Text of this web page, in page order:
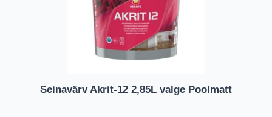
Seinavärv Akrit-12 2,85L valge Poolmatt